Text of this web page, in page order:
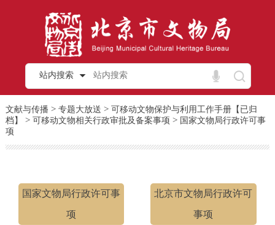
站内搜索
文献与传播 > 专题大放送 > 可移动文物保护与利用工作手册【已归
档】
> 可移动文物相关行政审批及备案事项 > 国家文物局行政许可事
项
国家文物局行政许可事
项
北京市文物局行政许可
事项